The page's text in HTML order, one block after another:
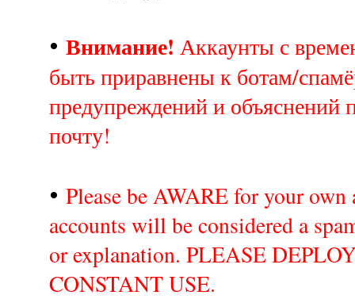
• Внимание! Аккаунты с
быть приравнены к ботам/
предупреждений и объяснений
почту!
• Please be AWARE for your
accounts will be considered a
or explanation. PLEASE
CONSTANT USE.